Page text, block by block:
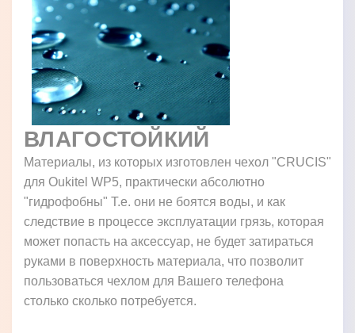
ВЛАГОСТОЙКИЙ
Материалы, из которых изготовлен чехол "CRUCIS"
для Oukitel WP5, практически абсолютно
"гидрофобны" Т.е. они не боятся воды, и как
следствие в процессе эксплуатации грязь, которая
может попасть на аксессуар, не будет затираться
руками в поверхность материала, что позволит
пользоваться чехлом для Вашего телефона
столько сколько потребуется.